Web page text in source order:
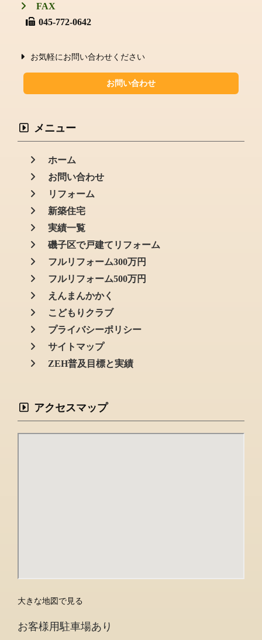
FAX
045-772-0642
お気軽にお問い合わせください
お問い合わせ
メニュー
ホーム
お問い合わせ
リフォーム
新築住宅
実績一覧
磯子区で戸建てリフォーム
フルリフォーム300万円
フルリフォーム500万円
えんまんかかく
こどもりクラブ
プライバシーポリシー
サイトマップ
ZEH普及目標と実績
アクセスマップ
大きな地図で見る
お客様用駐車場あり